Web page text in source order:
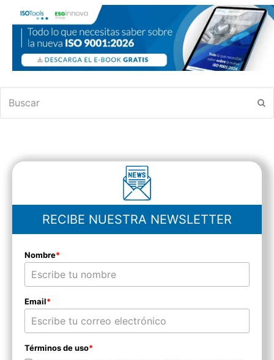
RECIBE NUESTRA NEWSLETTER
Nombre*
Email*
Términos de uso*